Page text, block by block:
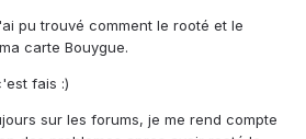
pu trouvé comment le rooté et le
carte Bouygue.
fais :)
sur les forums, je me rend compte